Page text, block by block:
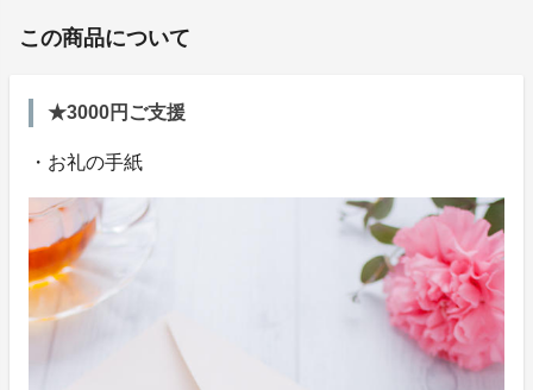
この商品について
★3000円ご支援
・お礼の手紙